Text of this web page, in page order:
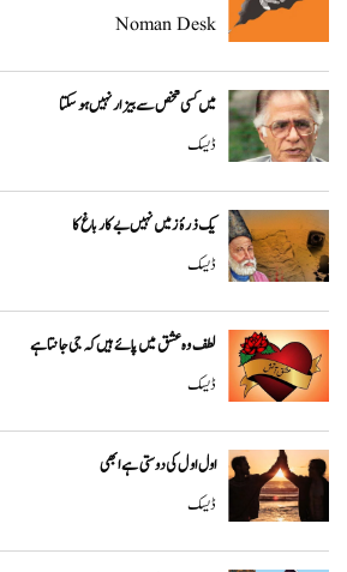
Noman Desk
میں کسی شخص سے بیزار نہیں ہو سکتا
ڈیسک
یک ذرۂ زمیں نہیں بے کار باغ کا
ڈیسک
لطف وہ عشق میں پائے ہیں کہ جی جانتا ہے
ڈیسک
اول اول کی دوستی ہے ابھی
ڈیسک